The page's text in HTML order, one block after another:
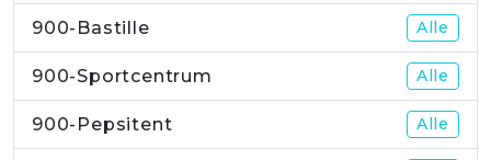
900-Bastille Alle
900-Sportcentrum Alle
900-Pepsitent Alle